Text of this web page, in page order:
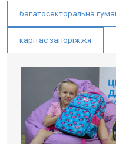
багатосекторальна
карітас запоріжжя